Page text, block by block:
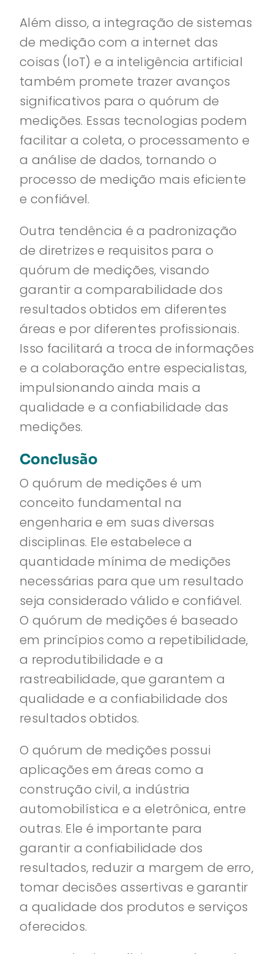
Além disso, a integração de sistemas
de medição com a internet das
coisas (IoT) e a inteligência artificial
também promete trazer avanços
significativos para o quórum de
medições. Essas tecnologias podem
facilitar a coleta, o processamento e
a análise de dados, tornando o
processo de medição mais eficiente
e confiável.
Outra tendência é a padronização
de diretrizes e requisitos para o
quórum de medições, visando
garantir a comparabilidade dos
resultados obtidos em diferentes
áreas e por diferentes profissionais.
Isso facilitará a troca de informações
e a colaboração entre especialistas,
impulsionando ainda mais a
qualidade e a confiabilidade das
medições.
Conclusão
O quórum de medições é um
conceito fundamental na
engenharia e em suas diversas
disciplinas. Ele estabelece a
quantidade mínima de medições
necessárias para que um resultado
seja considerado válido e confiável.
O quórum de medições é baseado
em princípios como a repetibilidade,
a reprodutibilidade e a
rastreabilidade, que garantem a
qualidade e a confiabilidade dos
resultados obtidos.
O quórum de medições possui
aplicações em áreas como a
construção civil, a indústria
automobilística e a eletrônica, entre
outras. Ele é importante para
garantir a confiabilidade dos
resultados, reduzir a margem de erro,
tomar decisões assertivas e garantir
a qualidade dos produtos e serviços
oferecidos.